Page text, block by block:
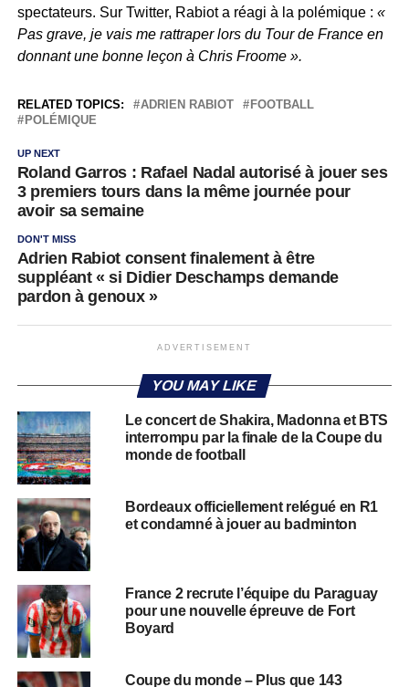
spectateurs. Sur Twitter, Rabiot a réagi à la polémique : «
Pas grave, je vais me rattraper lors du Tour de France en
donnant une bonne leçon à Chris Froome ».
RELATED TOPICS: ADRIEN RABIOT
FOOTBALL
POLÉMIQUE
UP NEXT
Roland Garros : Rafael Nadal autorisé à jouer ses
3 premiers tours dans la même journée pour
avoir sa semaine
DON'T MISS
Adrien Rabiot consent finalement à être
suppléant « si Didier Deschamps demande
pardon à genoux »
ADVERTISEMENT
YOU MAY LIKE
Le concert de Shakira, Madonna et BTS
interrompu par la finale de la Coupe du
monde de football
Bordeaux officiellement relégué en R1
et condamné à jouer au badminton
France 2 recrute l’équipe du Paraguay
pour une nouvelle épreuve de Fort
Boyard
Coupe du monde – Plus que 143